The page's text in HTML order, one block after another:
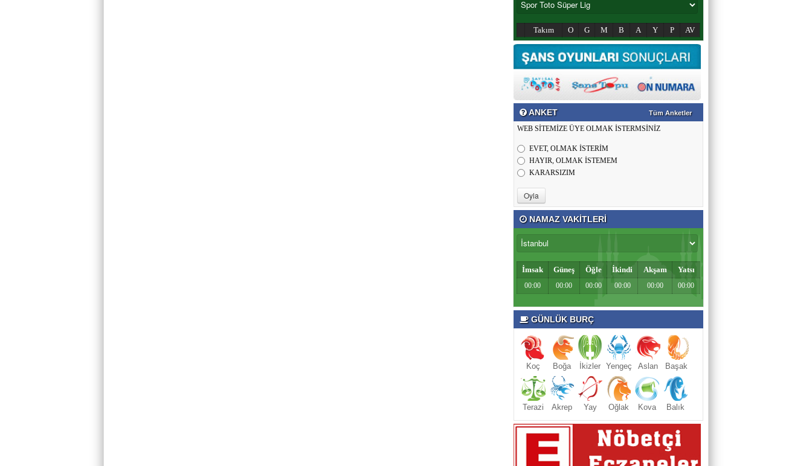
Takım O G M B A Y P AV
ANKET Tüm Anketler
WEB SİTEMİZE ÜYE OLMAK İSTERMSİNİZ
EVET, OLMAK İSTERİM
HAYIR, OLMAK İSTEMEM
KARARSIZIM
NAMAZ VAKİTLERİ
İmsak Güneş Öğle İkindi Akşam Yatsı
00:00 00:00 00:00 00:00 00:00 00:00
GÜNLÜK BURÇ
Koç Boğa İkizler Yengeç Aslan Başak
Terazi Akrep Yay Oğlak Kova Balık